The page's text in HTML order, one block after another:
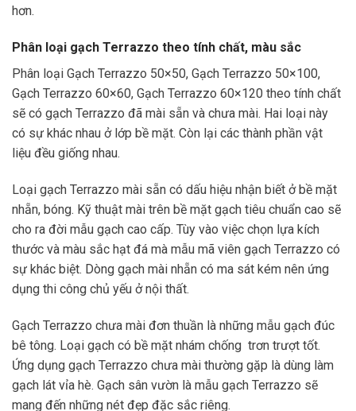
hơn.
Phân loại gạch Terrazzo theo tính chất, màu sắc
Phân loại Gạch Terrazzo 50×50, Gạch Terrazzo 50×100,
Gạch Terrazzo 60×60, Gạch Terrazzo 60×120 theo tính chất
sẽ có gạch Terrazzo đã mài sẵn và chưa mài. Hai loại này
có sự khác nhau ở lớp bề mặt. Còn lại các thành phần vật
liệu đều giống nhau.
Loại gạch Terrazzo mài sẵn có dấu hiệu nhận biết ở bề mặt
nhẵn, bóng. Kỹ thuật mài trên bề mặt gạch tiêu chuẩn cao sẽ
cho ra đời mẫu gạch cao cấp. Tùy vào việc chọn lựa kích
thước và màu sắc hạt đá mà mẫu mã viên gạch Terrazzo có
sự khác biệt. Dòng gạch mài nhẵn có ma sát kém nên ứng
dụng thi công chủ yếu ở nội thất.
Gạch Terrazzo chưa mài đơn thuần là những mẫu gạch đúc
bê tông. Loại gạch có bề mặt nhám chống trơn trượt tốt.
Ứng dụng gạch Terrazzo chưa mài thường gặp là dùng làm
gạch lát vỉa hè. Gạch sân vườn là mẫu gạch Terrazzo sẽ
mang đến những nét đẹp đặc sắc riêng.